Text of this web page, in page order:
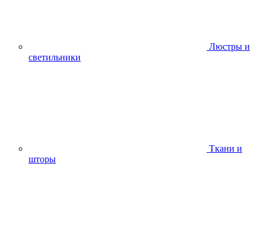
Люстры и
светильники
Ткани и
шторы